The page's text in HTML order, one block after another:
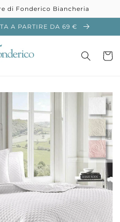
di Fonderico Biancheria
A PARTIRE DA 69 €